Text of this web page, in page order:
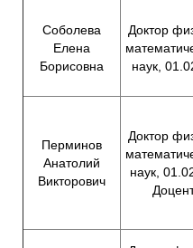
Соболева
Елена
Борисовна
Доктор
наук,
Перминов
Анатолий
Викторович
Доктор
наук,